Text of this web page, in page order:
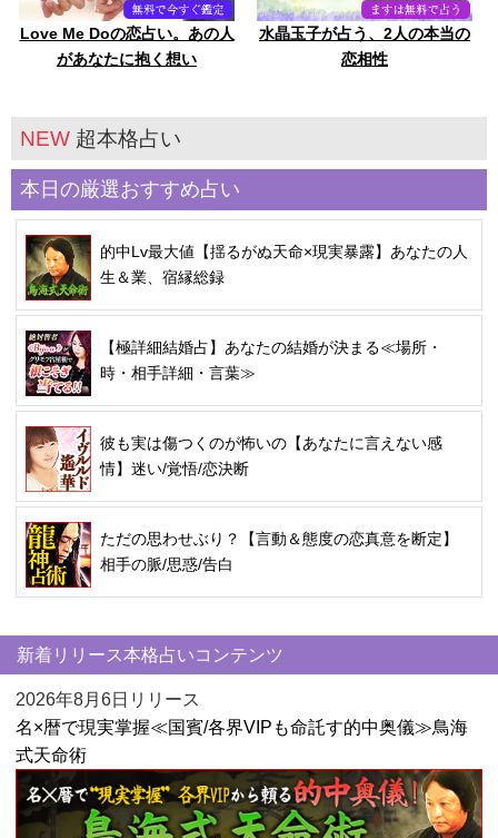
Love Me Doの恋占い。あの人
があなたに抱く想い
水晶玉子が占う、2人の本当の
恋相性
NEW 超本格占い
本日の厳選おすすめ占い
的中Lv最大値【揺るがぬ天命×現実暴露】あなたの人
生＆業、宿縁総録
【極詳細結婚占】あなたの結婚が決まる≪場所・
時・相手詳細・言葉≫
彼も実は傷つくのが怖いの【あなたに言えない感
情】迷い/覚悟/恋決断
ただの思わせぶり？【言動＆態度の恋真意を断定】
相手の脈/思惑/告白
新着リリース本格占いコンテンツ
2026年8月6日リリース
名×暦で現実掌握≪国賓/各界VIPも命託す的中奥儀≫鳥海
式天命術